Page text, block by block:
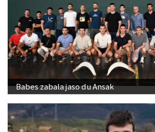
Babes zabala jaso du Ansak